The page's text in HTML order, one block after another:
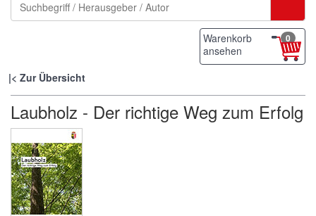
Warenkorb
ansehen
0
Zur Übersicht
Laubholz - Der richtige Weg zum Erfolg